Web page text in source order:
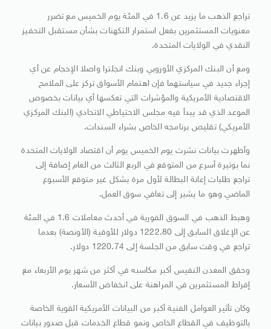
تراجع الذهب ما يزيد عن 1.6 في المئة يوم الخميس مع تضرر
معنويات المستثمرين بفعل استمرار التكهنات بشأن مستقبل التحفيز
النقدي في الولايات المتحدة.
ومع أن البنك المركزي الأوروبي وبنك انجلترا واصلا الإحجام عن أي
إجراء جديد في سياستهما فإن اهتمام الأسواق تركز على الملامح
الاقتصادية الأمريكية والمؤشرات التي تعكسها أي بيانات بخصوص
الموعد الذي قد يبدأ فيه مجلس الاحتياطي الاتحادي (البنك المركزي
الأمريكي) تقليص برنامجه الخاص بشراء السندات.
وأظهرت بيانات نشرت يوم الخميس يوم أن اقتصاد الولايات المتحدة
نما بوتيرة أسرع من المتوقع في الربع الثالث من العام إضافة إلى
تراجع طلبات إعانة البطالة لأول مرة بشكل غير متوقع الأسبوع
الماضي وهو ما يشير إلى تعافي سوق العمل.
وهبط الذهب في السوق الفورية في أحدث معاملات 1.6 في المئة
عن الإغلاق السابق إلى 1222.80 دولار للأوقية (الأونصة) بعدما
تراجع في وقت سابق من الجلسة إلى 1220.74 دولار.
وحقق المعدن النفيس أكبر مكاسبه في أكثر من شهر يوم الأربعاء مع
إفراط المستثمرين في المراهنة على انخفاض الأسعار.
وكان تأثير العوامل الفنية أكبر من البيانات الأمريكية القوية الخاصة
بالتوظيف في القطاع الخاص ونمو قطاع الخدمات قبل صدور بيانات